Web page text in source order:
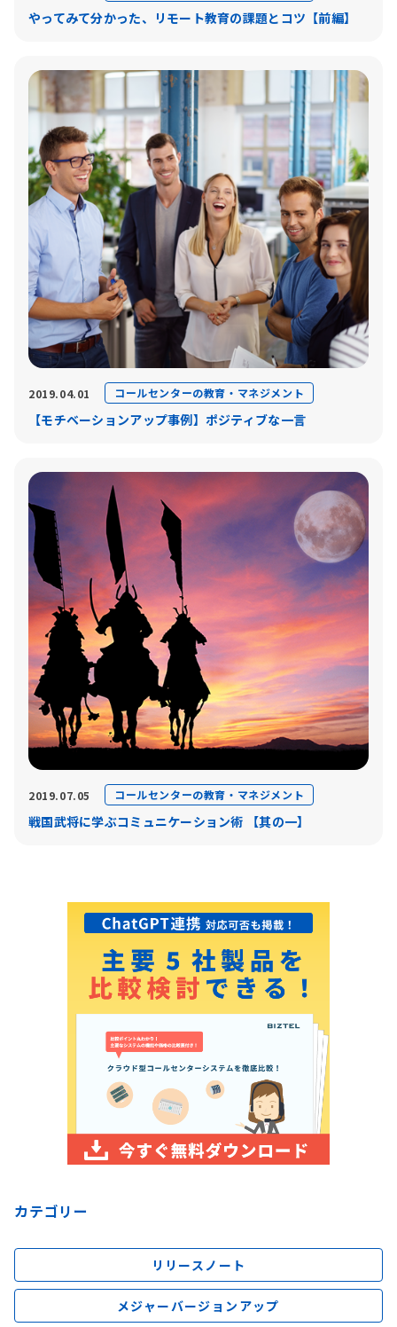
やってみて分かった、リモート教育の課題とコツ【前編】
2019.04.01 コールセンターの教育・マネジメント
【モチベーションアップ事例】ポジティブな一言
2019.07.05 コールセンターの教育・マネジメント
戦国武将に学ぶコミュニケーション術 【其の一】
カテゴリー
リリースノート
メジャーバージョンアップ